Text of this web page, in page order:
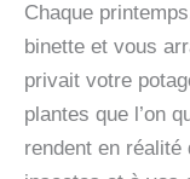
Chaque
binette et vous
privait votre
plantes que l’on
rendent en